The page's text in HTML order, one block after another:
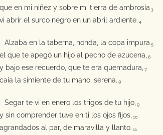
que en mi niñez y sobre mi tierra de ambrosía 3
vi abrir el surco negro en un abril ardiente. 4
Alzaba en la taberna, honda, la copa impura 5
el que te apegó un hijo al pecho de azucena, 6
y bajo ese recuerdo, que te era quemadura, 7
caía la simiente de tu mano, serena. 8
Segar te vi en enero los trigos de tu hijo, 9
y sin comprender tuve en ti los ojos fijos, 10
agrandados al par, de maravilla y llanto. 11